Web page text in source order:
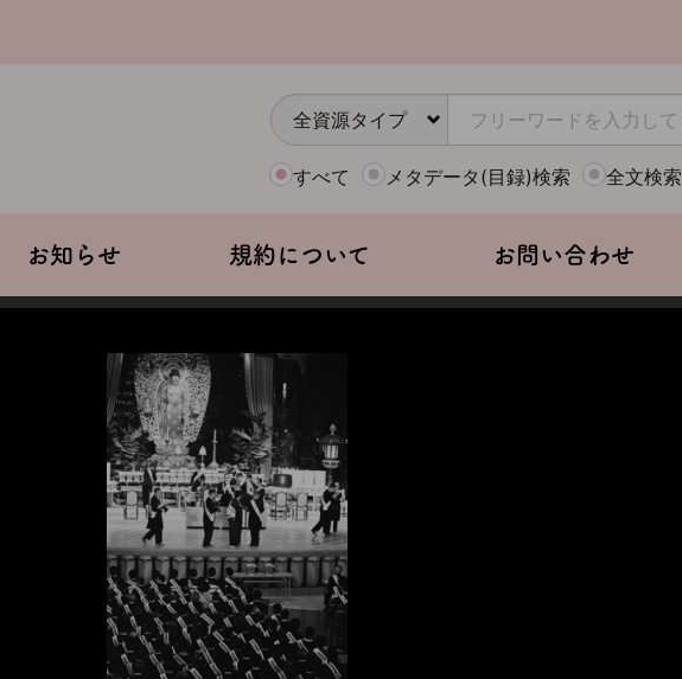
すべて メタデータ(目録)検索 全文検索
お知らせ 規約について お問い合わせ